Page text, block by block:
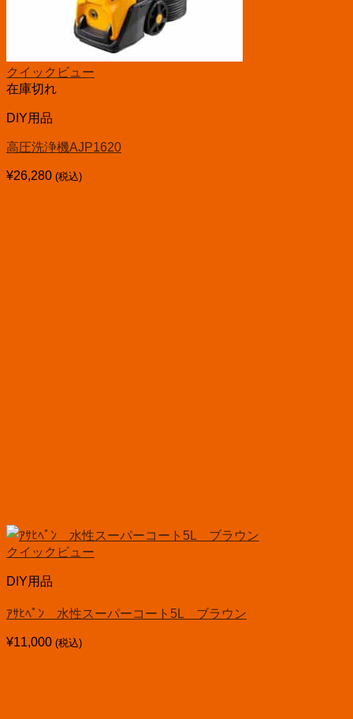
クイックビュー
在庫切れ
DIY用品
高圧洗浄機AJP1620
¥26,280 (税込)
クイックビュー
DIY用品
ｱｻﾋﾍﾟﾝ 水性スーパーコート5L ブラウン
¥11,000 (税込)